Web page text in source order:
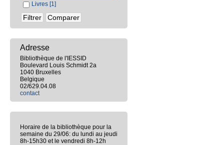
Livres [1]
Adresse
Bibliothèque de l'IESSID
Boulevard Louis Schmidt 2a
1040 Bruxelles
Belgique
02/629.04.08
contact
Horaire de la bibliothèque pour la
semaine du 29/06: du lundi au jeudi
8h-15h30 et le vendredi 8h-12h